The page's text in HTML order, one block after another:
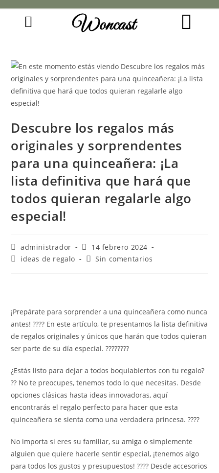
Woncast
Descubre los regalos más
originales y sorprendentes
para una quinceañera: ¡La
lista definitiva que hará que
todos quieran regalarle algo
especial!
administrador
14 febrero 2024
ideas de regalo
Sin comentarios
¡Prepárate para sorprender a una quinceañera como nunca
antes! ???? En este artículo, te presentamos la lista definitiva
de regalos originales y únicos que harán que todos quieran
ser parte de su día especial. ????????
¿Estás listo para dejar a todos boquiabiertos con tu regalo?
?? No te preocupes, tenemos todo lo que necesitas. Desde
opciones clásicas hasta ideas innovadoras, aquí
encontrarás el regalo perfecto para hacer que esta
quinceañera se sienta como una verdadera princesa. ????
No importa si eres su familiar, su amiga o simplemente
alguien que quiere hacerle sentir especial, ¡tenemos algo
para todos los gustos y presupuestos! ???? Desde accesorios